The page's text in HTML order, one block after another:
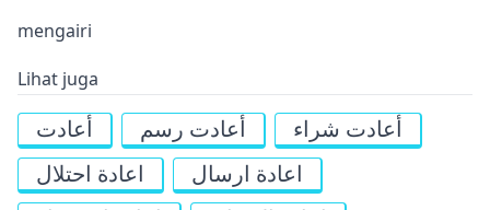
mengairi
Lihat juga
أعادت أعادت رسم
أعادت شراء
اعادة احتلال
اعادة ارسال